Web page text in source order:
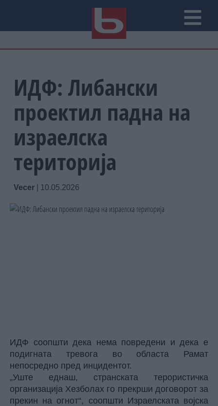
ИДФ: Либански
проектил падна на
израелска
територија
Vecer 10.05.2026
ИДФ соопшти дека нема повредени и дека е
подигната тревога во областа Рамат
непосредно пред инцидентот.
„Уште еднаш, странската терористичка
организација Хезболах го прекрши договорот за
прекин на огнот“, соопшти Израелската војска